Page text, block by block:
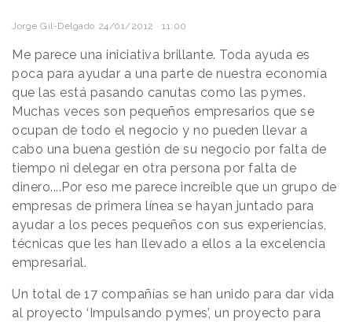
Jorge Gil-Delgado 24/01/2012 · 11:00
Me parece una iniciativa brillante. Toda ayuda es
poca para ayudar a una parte de nuestra economía
que las está pasando canutas como las pymes.
Muchas veces son pequeños empresarios que se
ocupan de todo el negocio y no pueden llevar a
cabo una buena gestión de su negocio por falta de
tiempo ni delegar en otra persona por falta de
dinero....Por eso me parece increíble que un grupo de
empresas de primera línea se hayan juntado para
ayudar a los peces pequeños con sus experiencias,
técnicas que les han llevado a ellos a la excelencia
empresarial.
Un total de 17 compañías se han unido para dar vida
al proyecto ‘Impulsando pymes’, un proyecto para